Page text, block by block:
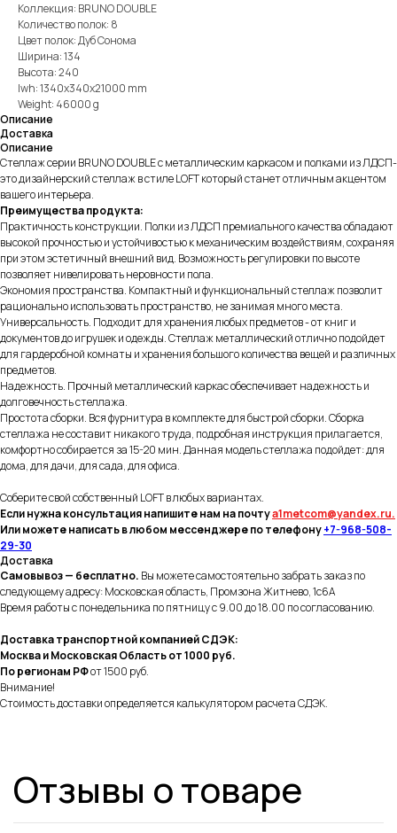
Коллекция: BRUNO DOUBLE
Количество полок: 8
Цвет полок: Дуб Сонома
Ширина: 134
Высота: 240
lwh: 1340x340x21000 mm
Weight: 46000 g
Описание
Доставка
Описание
Стеллаж серии BRUNO DOUBLE с металлическим каркасом и полками из ЛДСП-
это дизайнерский стеллаж в стиле LOFT который станет отличным акцентом
вашего интерьера.
Преимущества продукта:
Практичность конструкции. Полки из ЛДСП премиального качества обладают
высокой прочностью и устойчивостью к механическим воздействиям, сохраняя
при этом эстетичный внешний вид. Возможность регулировки по высоте
позволяет нивелировать неровности пола.
Экономия пространства. Компактный и функциональный стеллаж позволит
рационально использовать пространство, не занимая много места.
Универсальность. Подходит для хранения любых предметов - от книг и
документов до игрушек и одежды. Стеллаж металлический отлично подойдет
для гардеробной комнаты и хранения большого количества вещей и различных
предметов.
Надежность. Прочный металлический каркас обеспечивает надежность и
долговечность стеллажа.
Простота сборки. Вся фурнитура в комплекте для быстрой сборки. Сборка
стеллажа не составит никакого труда, подробная инструкция прилагается,
комфортно собирается за 15-20 мин. Данная модель стеллажа подойдет: для
дома, для дачи, для сада, для офиса.
Соберите свой собственный LOFT в любых вариантах.
Если нужна консультация напишите нам на почтуa1metcom@yandex.ru.
Или можете написать влюбом мессенджере по телефону+7-968-508-
29-30
Доставка
Самовывоз — бесплатно. Вы можете самостоятельно забрать заказ по
следующему адресу: Московская область, Промзона Житнево, 1с6А
Время работы с понедельника по пятницу с 9.00 до 18.00 по согласованию.
Доставка транспортной компанией СДЭК:
Москва и Московская Область от 1000 руб.
По регионам РФот 1500 руб.
Внимание!
Стоимость доставки определяется калькулятором расчета СДЭК.
Отзывы о товаре